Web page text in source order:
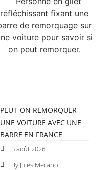
PEUT-ON REMORQUER
UNE VOITURE AVEC UNE
BARRE EN FRANCE
5 août 2026
By Jules Mecano